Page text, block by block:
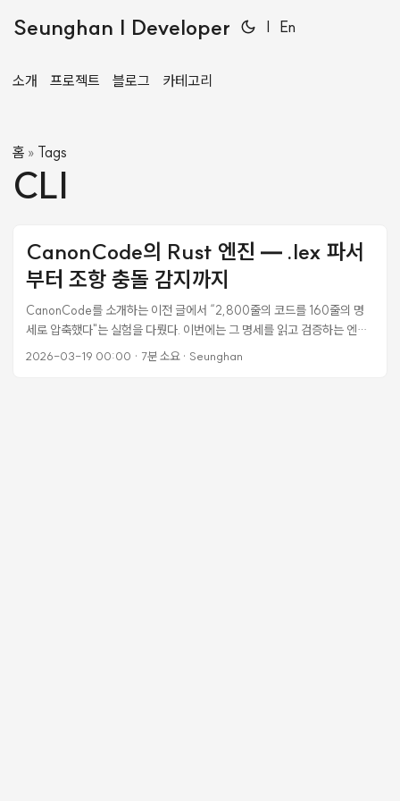
Seunghan | Developer | En
소개 프로젝트 블로그 카테고리
홈 » Tags
CLI
CanonCode의 Rust 엔진 — .lex 파서
부터 조항 충돌 감지까지
CanonCode를 소개하는 이전 글에서 “2,800줄의 코드를 160줄의 명
세로 압축했다"는 실험을 다뤘다. 이번에는 그 명세를 읽고 검증하는 엔진
의 내부를 파헤친다. 왜 Rust인가, 파싱은 어떻게 하는가, 조항 간 충돌은
2026-03-19 00:00 · 7분 소요· Seunghan